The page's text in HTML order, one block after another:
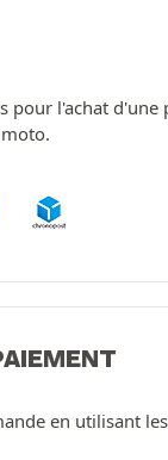
pour l'achat d'une
en utilisant